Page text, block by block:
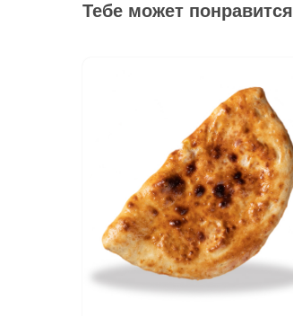
Тебе может понравится